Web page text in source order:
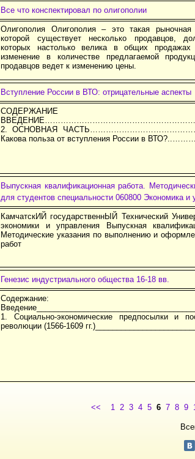
Все что конспектировал по олигополии
Олигополия Олигополия – это такая рыночная
которой существует несколько продавцов,
которых настолько велика в общих
изменение в количестве предлагаемой
продавцов ведет к изменению цены.
Вступление России в ВТО: отрицательные аспекты
2. ОСНОВНАЯ
Какова польза от вступления России в
Выпускная квалификационная работа.
для студентов специальности 060800 Экономика
КамчатскИЙ государственнЫЙ Технический
экономики и управления Выпускная
Методические указания по выполнению и
работ
Генезис индустриального общества 16-18 вв.
1. Социально-экономические предпосылки и
революции (1566-1609
<< 1 2 3 4 56 7 8 9